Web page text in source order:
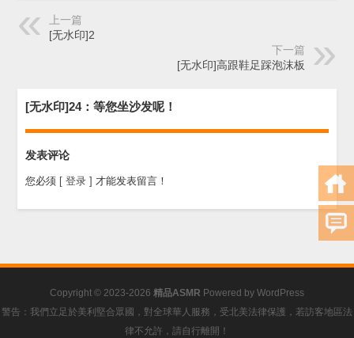
上一篇
[无水印]2
下一篇
[无水印]高跟鞋足踩泡沫板
[无水印]24：等您坐沙发呢！
发表评论
您必须 [ 登录 ] 才能发表留言！
Copyright © 2023-2026 精品ASMR Powered by WordPress
警告：我們立足於美利堅合眾國，對全球華人服務，受北美法律保護，若訪客地區法
律不允許，請自行離開！